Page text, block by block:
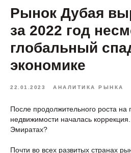
Рынок Дубая
за 2022 год
глобальный
экономике
22.01.2023 АНАЛИТИКА РЫНКА
После продолжительного роста на
недвижимости началась
Эмиратах?
Почти во всех развитых странах